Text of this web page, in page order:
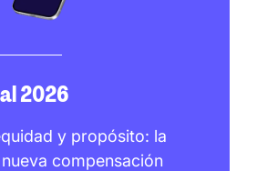
2026
y propósito: la
compensación